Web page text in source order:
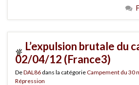
L’expulsion brutale du
02/04/12 (France3)
DeDAL86 dans la catégorieCampement du 30
Répression